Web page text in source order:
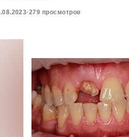
·279 просмотров